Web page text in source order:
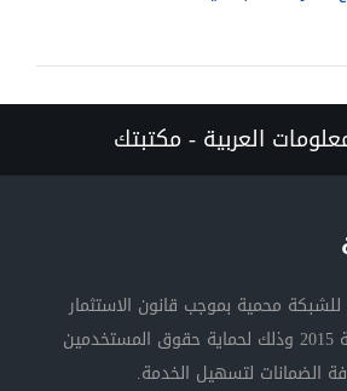
العربية - مكتبتك
للشبكة محمية بموجب قانون الاستثمار
المصري رقم (17) لسنة 2015 وذلك لحماية حقوق المستخدمين
الضمانات لتسهيل الخدمة.